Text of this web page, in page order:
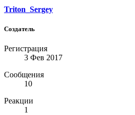
Triton_Sergey
Создатель
Регистрация
3 Фев 2017
Сообщения
10
Реакции
1